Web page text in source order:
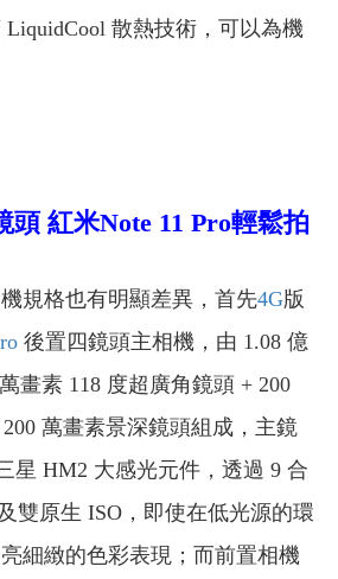
散熱技術，可以為機
頭 紅米Note 11 Pro輕鬆拍
格也有明顯差異，首先4G版
後置四鏡頭主相機，由 1.08 億
畫素 118 度超廣角鏡頭 + 200
萬畫素景深鏡頭組成，主鏡
星 HM2 大感光元件，透過 9 合
雙原生 ISO，即使在低光源的環
細緻的色彩表現；而前置相機